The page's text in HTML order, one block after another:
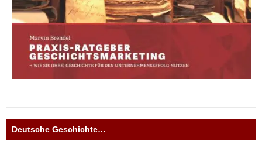
Deutsche Geschichte…